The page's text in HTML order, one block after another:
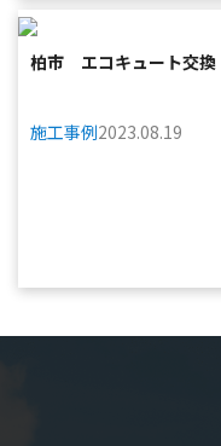
柏市 エコキュート交換
施工事例2023.08.19